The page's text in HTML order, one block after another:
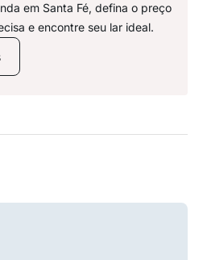
em Santa Fé, defina o preço
e encontre seu lar ideal.